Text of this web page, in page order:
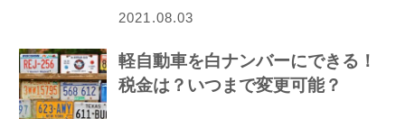
2021.08.03
軽自動車を白ナンバーにできる！
税金は？いつまで変更可能？